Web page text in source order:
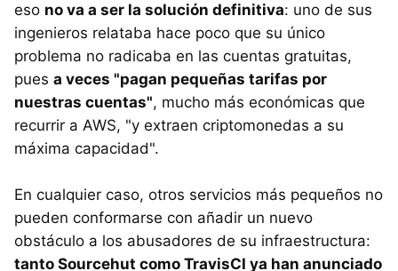
eso no va a ser la solución definitiva: uno de sus
ingenieros relataba hace poco que su único
problema no radicaba en las cuentas gratuitas,
pues a veces "pagan pequeñas tarifas por
nuestras cuentas", mucho más económicas que
recurrir a AWS, "y extraen criptomonedas a su
máxima capacidad".
En cualquier caso, otros servicios más pequeños no
pueden conformarse con añadir un nuevo
obstáculo a los abusadores de su infraestructura:
tanto Sourcehut como TravisCI ya han anunciado